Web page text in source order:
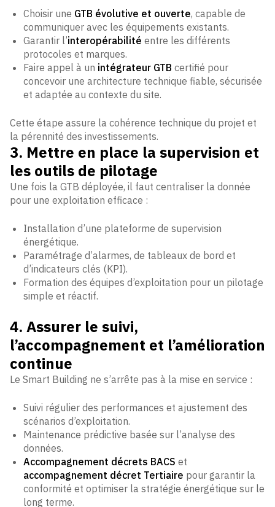
Choisir une GTB évolutive et ouverte, capable de
communiquer avec les équipements existants.
Garantir l’interopérabilité entre les différents
protocoles et marques.
Faire appel à un intégrateur GTB certifié pour
concevoir une architecture technique fiable, sécurisée
et adaptée au contexte du site.
Cette étape assure la cohérence technique du projet et
la pérennité des investissements.
3. Mettre en place la supervision et
les outils de pilotage
Une fois la GTB déployée, il faut centraliser la donnée
pour une exploitation efficace :
Installation d’une plateforme de supervision
énergétique.
Paramétrage d’alarmes, de tableaux de bord et
d’indicateurs clés (KPI).
Formation des équipes d’exploitation pour un pilotage
simple et réactif.
4. Assurer le suivi,
l’accompagnement et l’amélioration
continue
Le Smart Building ne s’arrête pas à la mise en service :
Suivi régulier des performances et ajustement des
scénarios d’exploitation.
Maintenance prédictive basée sur l’analyse des
données.
Accompagnement décrets BACS et
accompagnement décret Tertiaire pour garantir la
conformité et optimiser la stratégie énergétique sur le
long terme.